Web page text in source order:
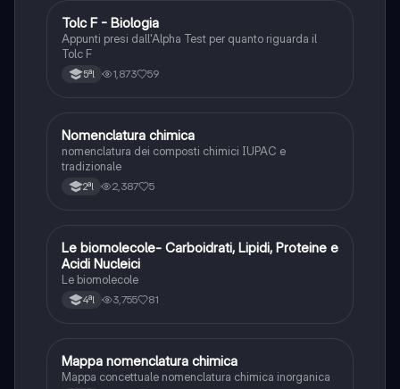
Chimica
Tolc F - Biologia
Appunti presi dall'Alpha Test per quanto riguarda il
Tolc F
5ªl 1,873 59
NChimica
Nomenclatura chimica
nomenclatura dei composti chimici IUPAC e
tradizionale
2ªl 2,387 5
Scienze
Le biomolecole- Carboidrati, Lipidi, Proteine e
Acidi Nucleici
Le biomolecole
4ªl 3,755 81
Chimica
Mappa nomenclatura chimica
Mappa concettuale nomenclatura chimica inorganica